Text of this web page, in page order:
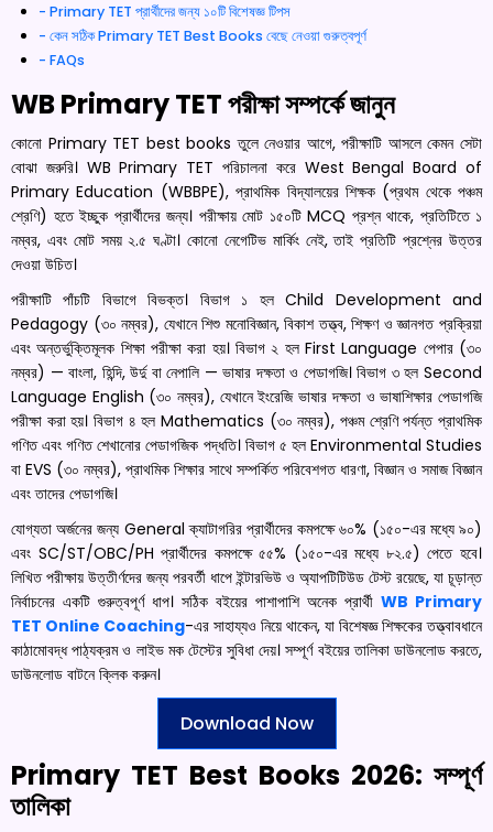
Primary TET প্রার্থীদের জন্য ১০টি বিশেষজ্ঞ টিপস
কেন সঠিক Primary TET Best Books বেছে নেওয়া গুরুত্বপূর্ণ
FAQs
WB Primary TET পরীক্ষা সম্পর্কে জানুন
কোনো Primary TET best books তুলে নেওয়ার আগে, পরীক্ষাটি আসলে কেমন সেটা
বোঝা জরুরি। WB Primary TET পরিচালনা করে West Bengal Board of
Primary Education (WBBPE), প্রাথমিক বিদ্যালয়ের শিক্ষক (প্রথম থেকে পঞ্চম
শ্রেণি) হতে ইচ্ছুক প্রার্থীদের জন্য। পরীক্ষায় মোট ১৫০টি MCQ প্রশ্ন থাকে, প্রতিটিতে ১
নম্বর, এবং মোট সময় ২.৫ ঘণ্টা। কোনো নেগেটিভ মার্কিং নেই, তাই প্রতিটি প্রশ্নের উত্তর
দেওয়া উচিত।
পরীক্ষাটি পাঁচটি বিভাগে বিভক্ত। বিভাগ ১ হল Child Development and
Pedagogy (৩০ নম্বর), যেখানে শিশু মনোবিজ্ঞান, বিকাশ তত্ত্ব, শিক্ষণ ও জ্ঞানগত প্রক্রিয়া
এবং অন্তর্ভুক্তিমূলক শিক্ষা পরীক্ষা করা হয়। বিভাগ ২ হল First Language পেপার (৩০
নম্বর) — বাংলা, হিন্দি, উর্দু বা নেপালি — ভাষার দক্ষতা ও পেডাগজি। বিভাগ ৩ হল Second
Language English (৩০ নম্বর), যেখানে ইংরেজি ভাষার দক্ষতা ও ভাষাশিক্ষার পেডাগজি
পরীক্ষা করা হয়। বিভাগ ৪ হল Mathematics (৩০ নম্বর), পঞ্চম শ্রেণি পর্যন্ত প্রাথমিক
গণিত এবং গণিত শেখানোর পেডাগজিক পদ্ধতি। বিভাগ ৫ হল Environmental Studies
বা EVS (৩০ নম্বর), প্রাথমিক শিক্ষার সাথে সম্পর্কিত পরিবেশগত ধারণা, বিজ্ঞান ও সমাজ বিজ্ঞান
এবং তাদের পেডাগজি।
যোগ্যতা অর্জনের জন্য General ক্যাটাগরির প্রার্থীদের কমপক্ষে ৬০% (১৫০-এর মধ্যে ৯০)
এবং SC/ST/OBC/PH প্রার্থীদের কমপক্ষে ৫৫% (১৫০-এর মধ্যে ৮২.৫) পেতে হবে।
লিখিত পরীক্ষায় উত্তীর্ণদের জন্য পরবর্তী ধাপে ইন্টারভিউ ও অ্যাপটিটিউড টেস্ট রয়েছে, যা চূড়ান্ত
নির্বাচনের একটি গুরুত্বপূর্ণ ধাপ। সঠিক বইয়ের পাশাপাশি অনেক প্রার্থী WB Primary
TET Online Coaching-এর সাহায্যও নিয়ে থাকেন, যা বিশেষজ্ঞ শিক্ষকের তত্ত্বাবধানে
কাঠামোবদ্ধ পাঠ্যক্রম ও লাইভ মক টেস্টের সুবিধা দেয়। সম্পূর্ণ বইয়ের তালিকা ডাউনলোড করতে,
ডাউনলোড বাটনে ক্লিক করুন।
Download Now
Primary TET Best Books 2026: সম্পূর্ণ
তালিকা